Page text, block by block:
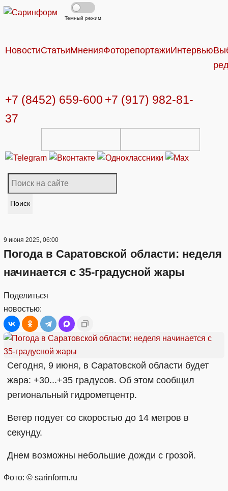
Темный режим
НовостиСтатьиМненияФоторепортажиИнтервью
+7 (8452) 659-600 +7 (917) 982-81-
37
Поиск
9 июня 2025, 06:00
Погода в Саратовской области: неделя
начинается с 35-градусной жары
Поделиться
новостью:
Сегодня, 9 июня, в Саратовской области будет
жара: +30...+35 градусов. Об этом сообщил
региональный гидрометцентр.
Ветер подует со скоростью до 14 метров в
секунду.
Днем возможны небольшие дожди с грозой.
Фото: © sarinform.ru